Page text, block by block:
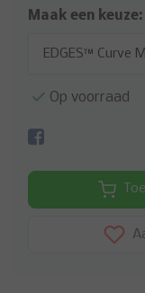
Maak een keuze:
Op voorraad